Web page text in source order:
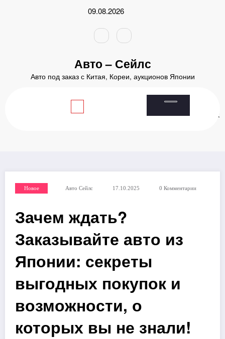
09.08.2026
Авто – Сейлс
Авто под заказ с Китая, Кореи, аукционов Японии
Зачем ждать? Заказывайте авто из Японии: секреты выгодных
Новое Авто Сейлс 17.10.2025 0 Комментарии
Зачем ждать?
Заказывайте авто из
Японии: секреты
выгодных покупок и
возможности, о
которых вы не знали!